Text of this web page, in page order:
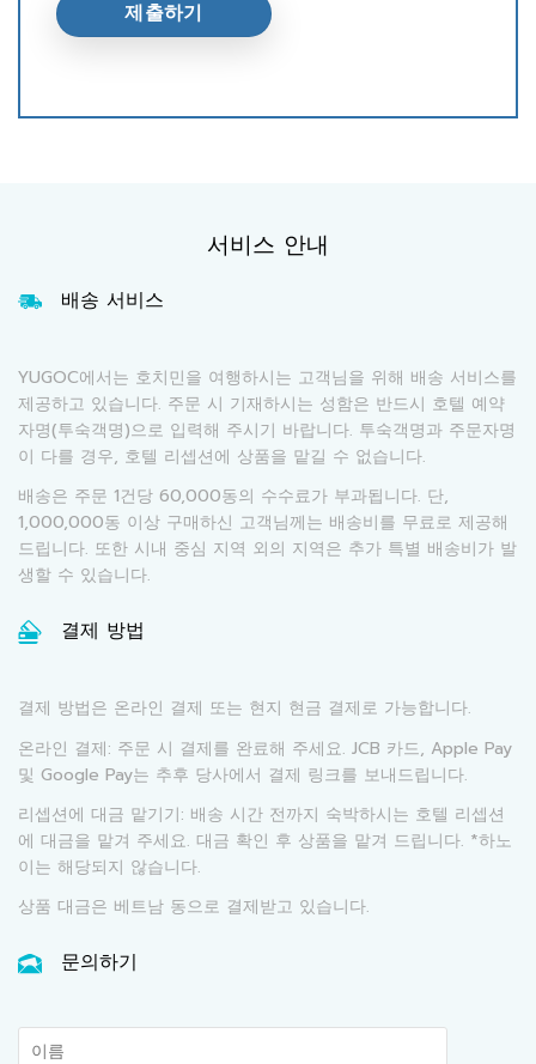
서비스 안내
배송 서비스
YUGOC에서는 호치민을 여행하시는 고객님을 위해 배송 서비스를
제공하고 있습니다. 주문 시 기재하시는 성함은 반드시 호텔 예약
자명(투숙객명)으로 입력해 주시기 바랍니다. 투숙객명과 주문자명
이 다를 경우, 호텔 리셉션에 상품을 맡길 수 없습니다.
배송은 주문 1건당 60,000동의 수수료가 부과됩니다. 단,
1,000,000동 이상 구매하신 고객님께는 배송비를 무료로 제공해
드립니다. 또한 시내 중심 지역 외의 지역은 추가 특별 배송비가 발
생할 수 있습니다.
결제 방법
결제 방법은 온라인 결제 또는 현지 현금 결제로 가능합니다.
온라인 결제: 주문 시 결제를 완료해 주세요. JCB 카드, Apple Pay
및 Google Pay는 추후 당사에서 결제 링크를 보내드립니다.
리셉션에 대금 맡기기: 배송 시간 전까지 숙박하시는 호텔 리셉션
에 대금을 맡겨 주세요. 대금 확인 후 상품을 맡겨 드립니다. *하노
이는 해당되지 않습니다.
상품 대금은 베트남 동으로 결제받고 있습니다.
문의하기